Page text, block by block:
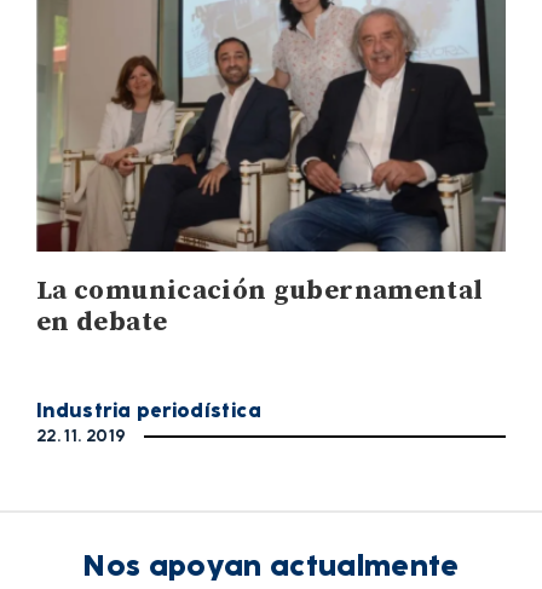
La comunicación gubernamental
en debate
Industria periodística
22. 11. 2019
Nos apoyan actualmente